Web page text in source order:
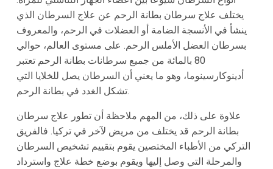
يختلف علاج سرطان بطانة الرحم عن علاج السرطان الذي
ينشأ في الأنسجة الضامة أو العضلات في الرحم، والمعروف
بسرطان العضل الأملس الرحم. على مستوى العالم، حوالي
80 بالمائة من جميع سرطانات بطانة الرحم تعتبر
أدينوكارسينوما، وهو ما يعني أن السرطان يصل للخلايا التي
تشكل الغدد في بطانة الرحم.
علاوة على ذلك، من المهم ملاحظة أن تطور علاج سرطان
بطانة الرحم قد يختلف من مريض لآخر في تركيا. فالفريق
التركي من الأطباء المختصين يقوم بتقييم تشخيص السرطان
والمرحلة التي وصل إليها ويقوم بوضع خطة علاج واسترداد